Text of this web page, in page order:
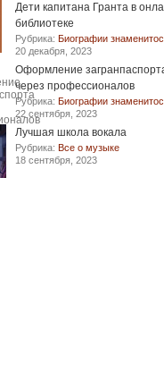
Дети капитана Гранта в
библиотеке
Рубрика: Биографии
20 декабря, 2023
Оформление
через профессионалов
Рубрика: Биографии
22 сентября, 2023
Лучшая школа вокала
Рубрика: Все о музыке
18 сентября, 2023